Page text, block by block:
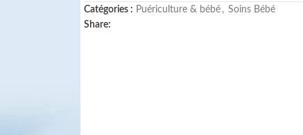
Catégories : Puériculture & bébé , ⁠Soins Bébé
Share: